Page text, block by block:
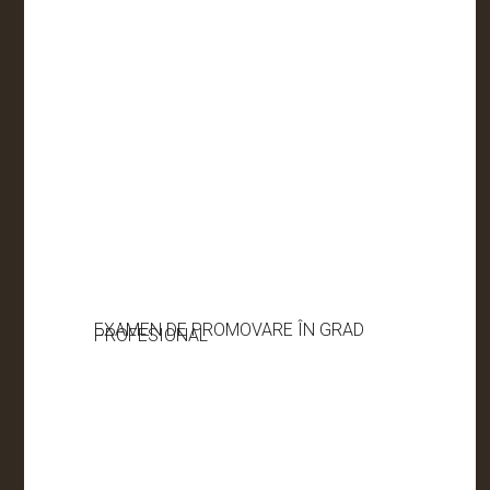
EXAMEN DE PROMOVARE ÎN GRAD
PROFESIONAL